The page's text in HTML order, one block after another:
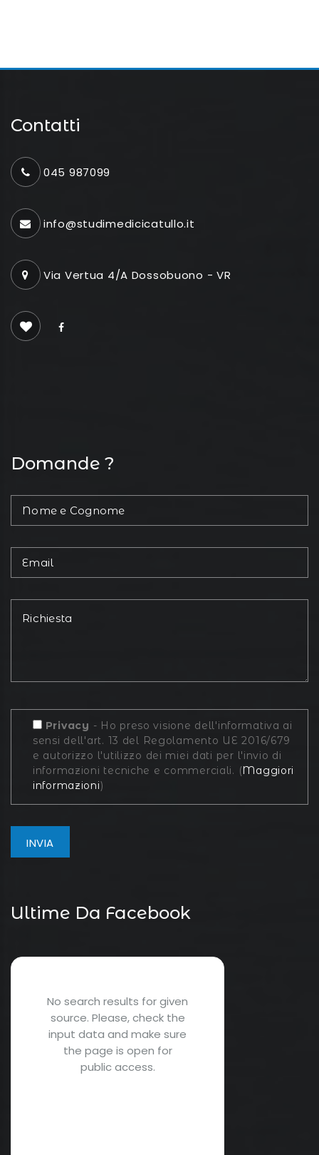
Contatti
045 987099
info@studimedicicatullo.it
Via Vertua 4/A Dossobuono - VR
Domande ?
Privacy - Ho preso visione dell'informativa ai
sensi dell'art. 13 del Regolamento UE 2016/679
e autorizzo l'utilizzo dei miei dati per l'invio di
informazioni tecniche e commerciali. (Maggiori
informazioni)
Ultime Da Facebook
No search results for given
source. Please, check the
input data and make sure
the page is open for
public access.